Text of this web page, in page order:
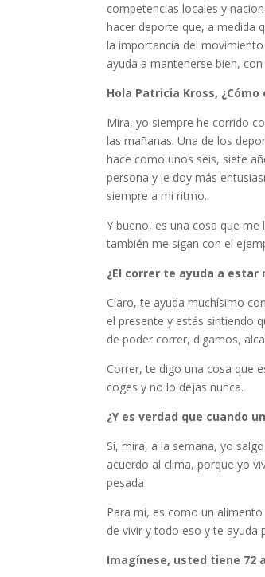
competencias locales y
hacer deporte que, a medida
la importancia del
ayuda a mantenerse bien,
Hola Patricia Kross,
Mira, yo siempre he corrido
las mañanas. Una de los
hace como unos seis, siete
persona y le doy más
siempre a mi ritmo.
Y bueno, es una cosa que
también me sigan con el
¿El correr te ayuda a
Claro, te ayuda muchísimo
el presente y estás sintiendo
de poder correr, digamos,
Correr, te digo una cosa que
coges y no lo dejas nunca.
¿Y es verdad que cuando
Sí, mira, a la semana, yo
acuerdo al clima, porque yo
pesada
Para mí, es como un
de vivir y todo eso y te ayuda
Imagínese, usted tiene 72